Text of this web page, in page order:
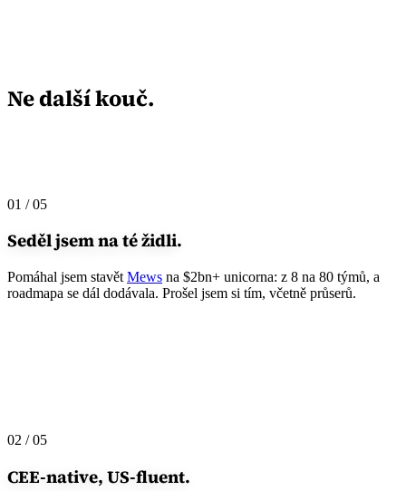
Ne další kouč.
01 / 05
Seděl jsemna té židli.
Pomáhal jsem stavět Mews na $2bn+ unicorna: z 8 na 80 týmů, a
roadmapa se dál dodávala. Prošel jsem si tím, včetně průserů.
02 / 05
CEE-native, US-fluent.